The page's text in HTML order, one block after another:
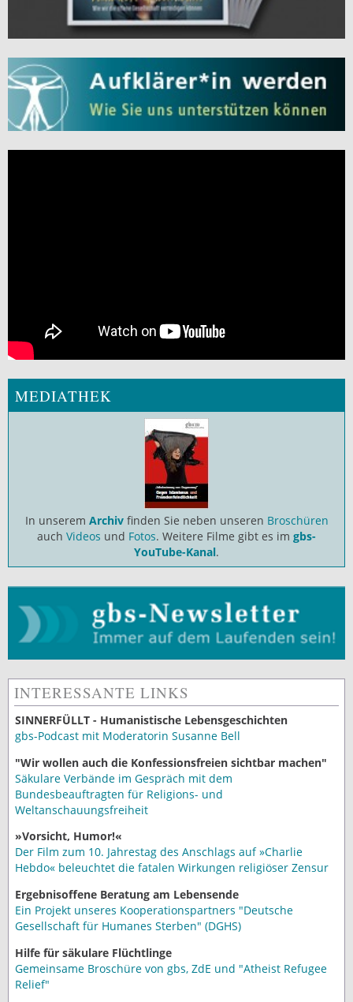
MEDIATHEK
In unserem Archiv finden Sie neben unseren Broschüren
auch Videos und Fotos. Weitere Filme gibt es im gbs-
YouTube-Kanal.
INTERESSANTE LINKS
SINNERFÜLLT - Humanistische Lebensgeschichten
gbs-Podcast mit Moderatorin Susanne Bell
"Wir wollen auch die Konfessionsfreien sichtbar machen"
Säkulare Verbände im Gespräch mit dem
Bundesbeauftragten für Religions- und
Weltanschauungsfreiheit
»Vorsicht, Humor!«
Der Film zum 10. Jahrestag des Anschlags auf »Charlie
Hebdo« beleuchtet die fatalen Wirkungen religiöser Zensur
Ergebnisoffene Beratung am Lebensende
Ein Projekt unseres Kooperationspartners "Deutsche
Gesellschaft für Humanes Sterben" (DGHS)
Hilfe für säkulare Flüchtlinge
Gemeinsame Broschüre von gbs, ZdE und "Atheist Refugee
Relief"